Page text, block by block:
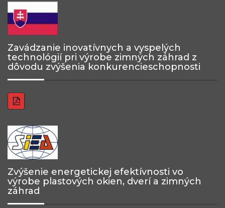
Zavádzanie inovatívnych a vyspelých
technológií pri výrobe zimných záhrad z
dôvodu zvýšenia konkurencieschopnosti
Zvýšenie energetickej efektívnosti vo
výrobe plastových okien, dverí a zimných
záhrad